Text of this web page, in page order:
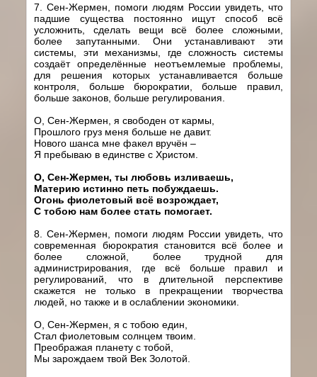
7. Сен-Жермен, помоги людям России увидеть, что
падшие существа постоянно ищут способ всё
усложнить, сделать вещи всё более сложными,
более запутанными. Они устанавливают эти
системы, эти механизмы, где сложность системы
создаёт определённые неотъемлемые проблемы,
для решения которых устанавливается больше
контроля, больше бюрократии, больше правил,
больше законов, больше регулирования.
О, Сен-Жермен, я свободен от кармы,
Прошлого груз меня больше не давит.
Нового шанса мне факел вручён –
Я пребываю в единстве с Христом.
О, Сен-Жермен, ты любовь изливаешь,
Материю истинно петь побуждаешь.
Огонь фиолетовый всё возрождает,
С тобою нам более стать помогает.
8. Сен-Жермен, помоги людям России увидеть, что
современная бюрократия становится всё более и
более сложной, более трудной для
администрирования, где всё больше правил и
регулирований, что в длительной перспективе
скажется не только в прекращении творчества
людей, но также и в ослаблении экономики.
О, Сен-Жермен, я с тобою един,
Стал фиолетовым солнцем твоим.
Преображая планету с тобой,
Мы зарождаем твой Век Золотой.